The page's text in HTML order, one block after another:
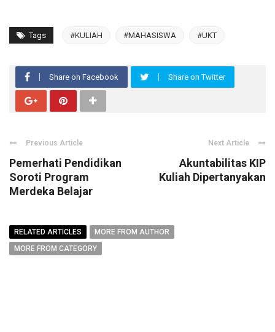
Tags #KULIAH #MAHASISWA #UKT
Share on Facebook Share on Twitter
Previous Article
Pemerhati Pendidikan
Soroti Program
Merdeka Belajar
Next Article
Akuntabilitas KIP
Kuliah Dipertanyakan
RELATED ARTICLES
MORE FROM AUTHOR
MORE FROM CATEGORY